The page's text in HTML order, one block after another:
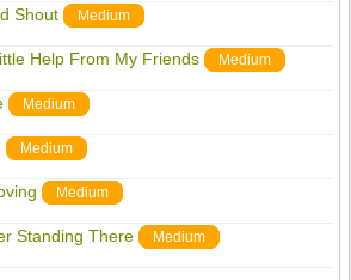
Shout Medium
Help From My Friends Medium
Medium
Medium
Medium
Standing There Medium